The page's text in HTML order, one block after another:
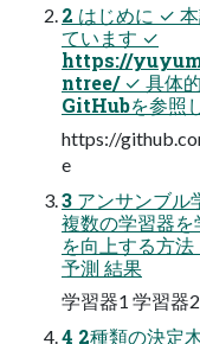
2 はじめに ✓
ています ✓
https://
ntree/ ✓ 具体
GitHubを参照
https://
e
3 アンサンブル
複数の学習器
を向上する方
予測 結果
学習器1 学習器
4 2種類の決定